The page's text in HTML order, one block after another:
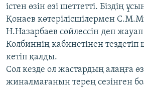
істен өзін өзі шеттетті. Біздің
Қонаев көтерілісшілермен
Н.Назарбаев сөйлессін деп жауап
Колбиннің кабинетінен
кетіп қалды.
Сол кезде ол жастардың алаңға
жиналмағанын терең сезінген